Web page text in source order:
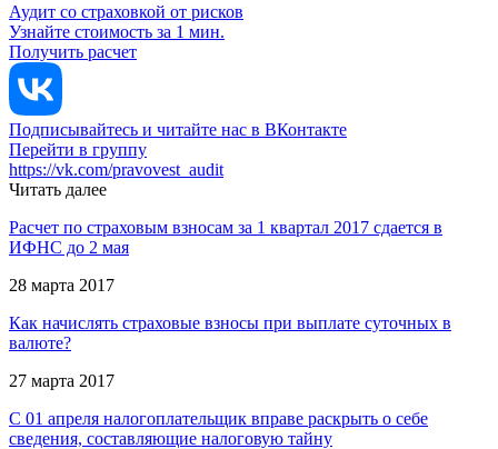
Аудит со страховкой от рисков
Узнайте стоимость за 1 мин.
Получить расчет
Подписывайтесь и читайте нас в ВКонтакте
Перейти в группу
https://vk.com/pravovest_audit
Читать далее
Расчет по страховым взносам за 1 квартал 2017 сдается в
ИФНС до 2 мая
28 марта 2017
Как начислять страховые взносы при выплате суточных в
валюте?
27 марта 2017
С 01 апреля налогоплательщик вправе раскрыть о себе
сведения, составляющие налоговую тайну